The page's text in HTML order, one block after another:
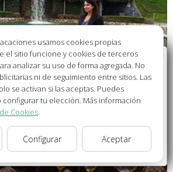
Vacaciones, está usted
el sitio internacional de:
Europamundo Vacations, your in the
international site of:
España
cambiar/change
usamos cookies propias
el sitio funcione y cookies de terceros
analizar su uso de forma agregada. No
ni de seguimiento entre sitios. Las
se activan si las aceptas. Puedes
tu elección. Más información
Cookies.
Configurar Aceptar